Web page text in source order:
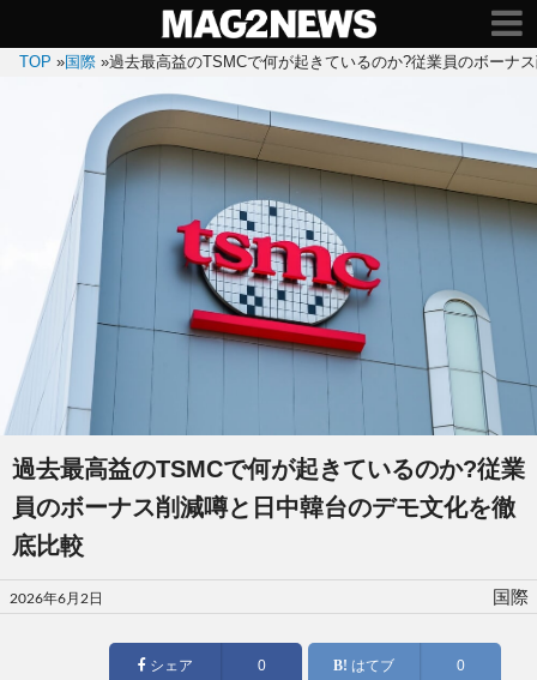
TOP »国際 »過去最高益のTSMCで何が起きているのか?従業員のボーナ
過去最高益のTSMCで何が起きているのか?従業
員のボーナス削減噂と日中韓台のデモ文化を徹
底比較
投
稿
2026年6月2日 国際
シェア 0 はてブ 0